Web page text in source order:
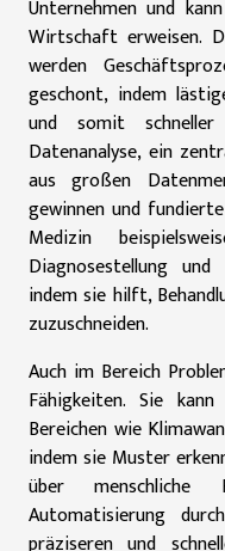
Unternehmen und
Wirtschaft erweisen.
werden
geschont, indem
und somit
Datenanalyse, ein
aus großen
gewinnen und
Medizin
Diagnosestellung
indem sie hilft,
zuzuschneiden.
Auch im Bereich
Fähigkeiten. Sie
Bereichen wie
indem sie Muster
über menschliche
Automatisierung
präziseren und